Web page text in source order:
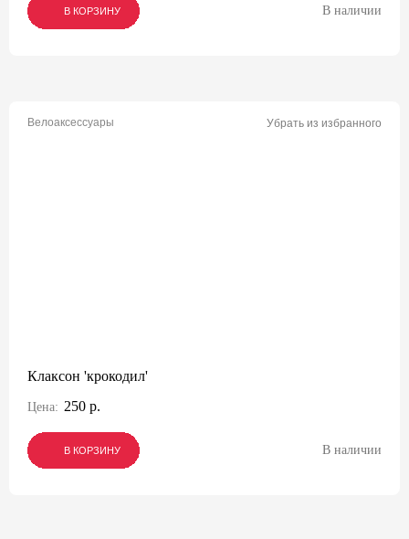
В КОРЗИНУ
В КОРЗИНУ
В КОРЗИНУ В наличии
Велоаксессуары Убрать из избранного
Клаксон 'крокодил'
Цена: 250 р.
В КОРЗИНУ
В КОРЗИНУ
В КОРЗИНУ В наличии